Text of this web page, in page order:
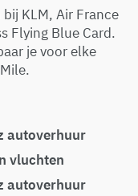
KLM, Air France
Flying Blue Card.
je voor elke
autoverhuur
vluchten
autoverhuur